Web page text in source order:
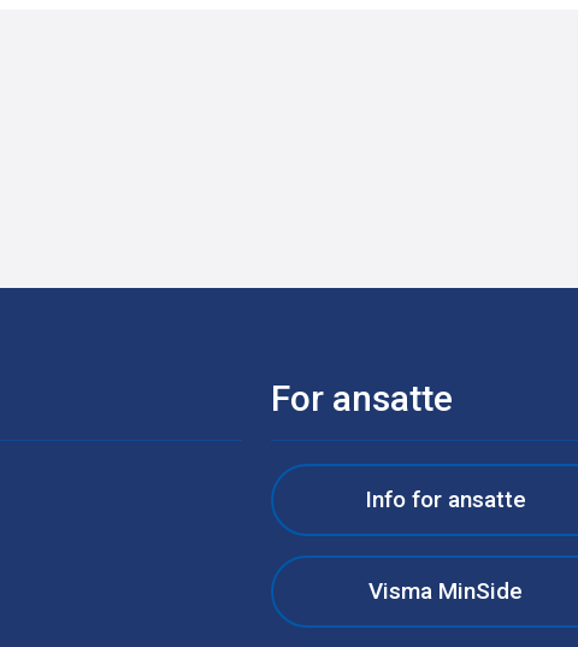
For ansatte
Info for ansatte
Visma MinSide